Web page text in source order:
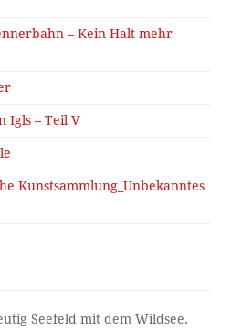
– Kein Halt mehr
Igls – Teil V
Kunstsammlung_Unbekanntes
Seefeld mit dem Wildsee.